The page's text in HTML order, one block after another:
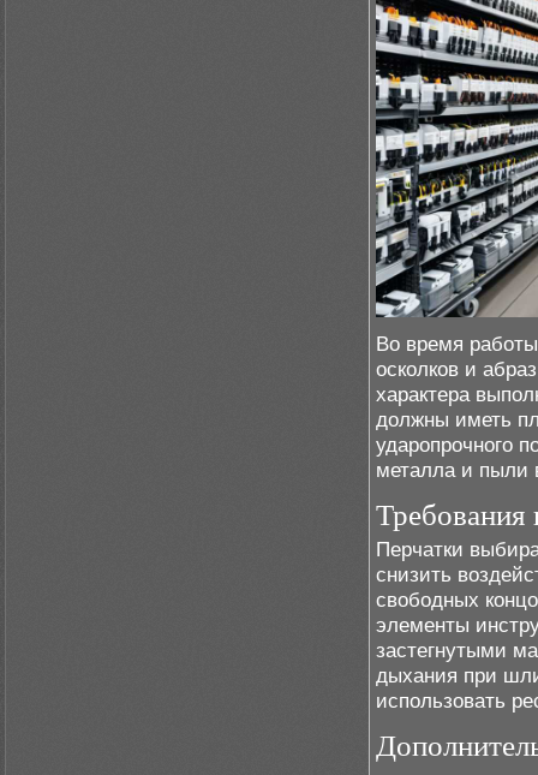
Во время
осколков и
характера
должны иметь
ударопрочного
металла и пыли
Требования
Перчатки
снизить
свободных
элементы
застегнутыми
дыхания при
использовать